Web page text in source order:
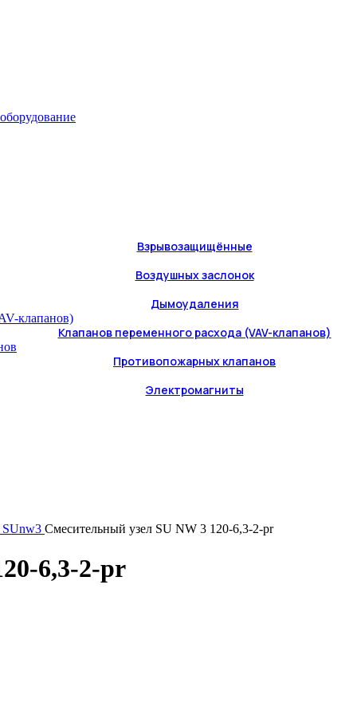
Взрывозащищённые
Воздушных заслонок
Дымоудаления
Клапанов переменного расхода (VAV-клапанов)
Противопожарных клапанов
Электромагниты
SUnw3 Смесительный узел SU NW 3 120-6,3-2-pr
6,3-2-pr